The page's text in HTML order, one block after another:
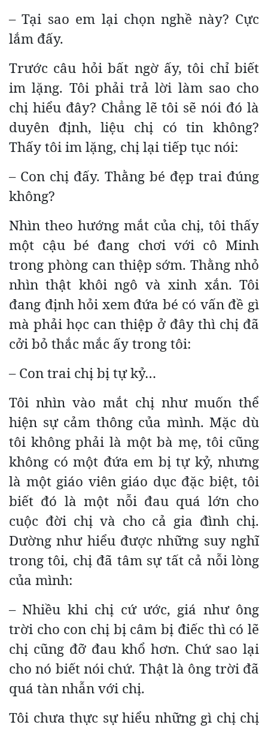
– Tại sao em lại chọn nghề này? Cực
lắm đấy.
Trước câu hỏi bất ngờ ấy, tôi chỉ biết
im lặng. Tôi phải trả lời làm sao cho
chị hiểu đây? Chẳng lẽ tôi sẽ nói đó là
duyên định, liệu chị có tin không?
Thấy tôi im lặng, chị lại tiếp tục nói:
– Con chị đấy. Thằng bé đẹp trai đúng
không?
Nhìn theo hướng mắt của chị, tôi thấy
một cậu bé đang chơi với cô Minh
trong phòng can thiệp sớm. Thằng nhỏ
nhìn thật khôi ngô và xinh xắn. Tôi
đang định hỏi xem đứa bé có vấn đề gì
mà phải học can thiệp ở đây thì chị đã
cởi bỏ thắc mắc ấy trong tôi:
– Con trai chị bị tự kỷ…
Tôi nhìn vào mắt chị như muốn thể
hiện sự cảm thông của mình. Mặc dù
tôi không phải là một bà mẹ, tôi cũng
không có một đứa em bị tự kỷ, nhưng
là một giáo viên giáo dục đặc biệt, tôi
biết đó là một nỗi đau quá lớn cho
cuộc đời chị và cho cả gia đình chị.
Dường như hiểu được những suy nghĩ
trong tôi, chị đã tâm sự tất cả nỗi lòng
của mình:
– Nhiều khi chị cứ ước, giá như ông
trời cho con chị bị câm bị điếc thì có lẽ
chị cũng đỡ đau khổ hơn. Chứ sao lại
cho nó biết nói chứ. Thật là ông trời đã
quá tàn nhẫn với chị.
Tôi chưa thực sự hiểu những gì chị chị